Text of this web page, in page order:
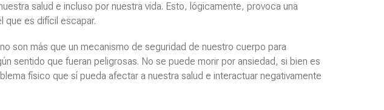
salud e incluso por nuestra vida. Esto, lógicamente, provoca una
que es difícil escapar.
son más que un mecanismo de seguridad de nuestro cuerpo para
sentido que fueran peligrosas. No se puede morir por ansiedad, si bien es
físico que sí pueda afectar a nuestra salud e interactuar negativamente